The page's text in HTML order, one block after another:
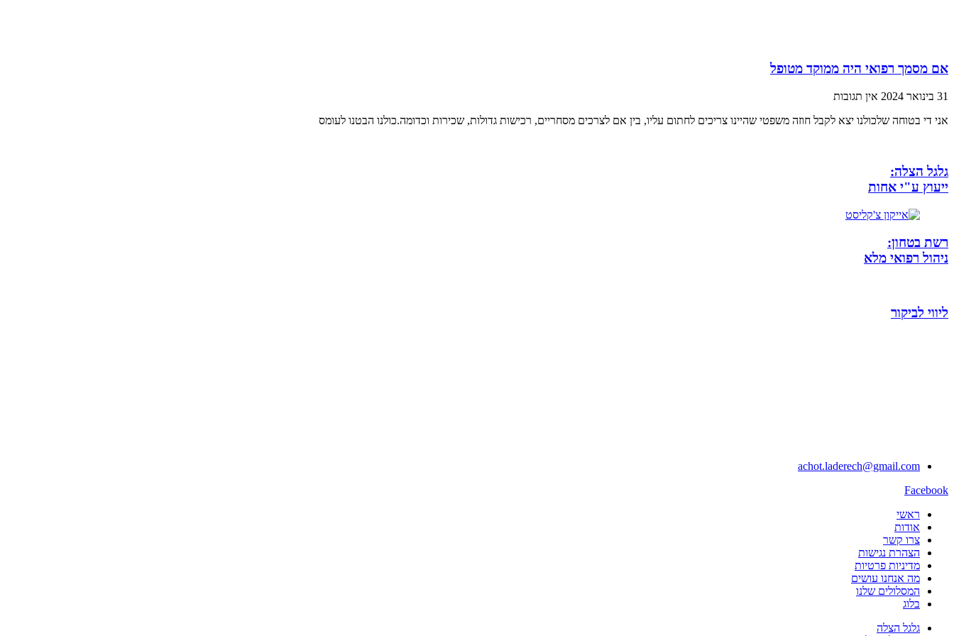
אם מסמך רפואי היה ממוקד מטופל
31 בינואר 2024
אין תגובות
אני די בטוחה שלכולנו יצא לקבל חוזה משפטי שהיינו צריכים לחתום עליו, בין אם לצרכים מסחריים, רכישות גדולות, שכירות וכדומה.כולנו הבטנו לעומס
גלגל הצלה:
ייעוץ ע"י אחות
רשת בטחון:
ניהול רפואי מלא
ליווי לביקור
achot.laderech@gmail.com
Facebook
ראשי
אודות
צרו קשר
הצהרת נגישות
מדיניות פרטיות
מה אנחנו עושים
המסלולים שלנו
בלוג
גלגל הצלה